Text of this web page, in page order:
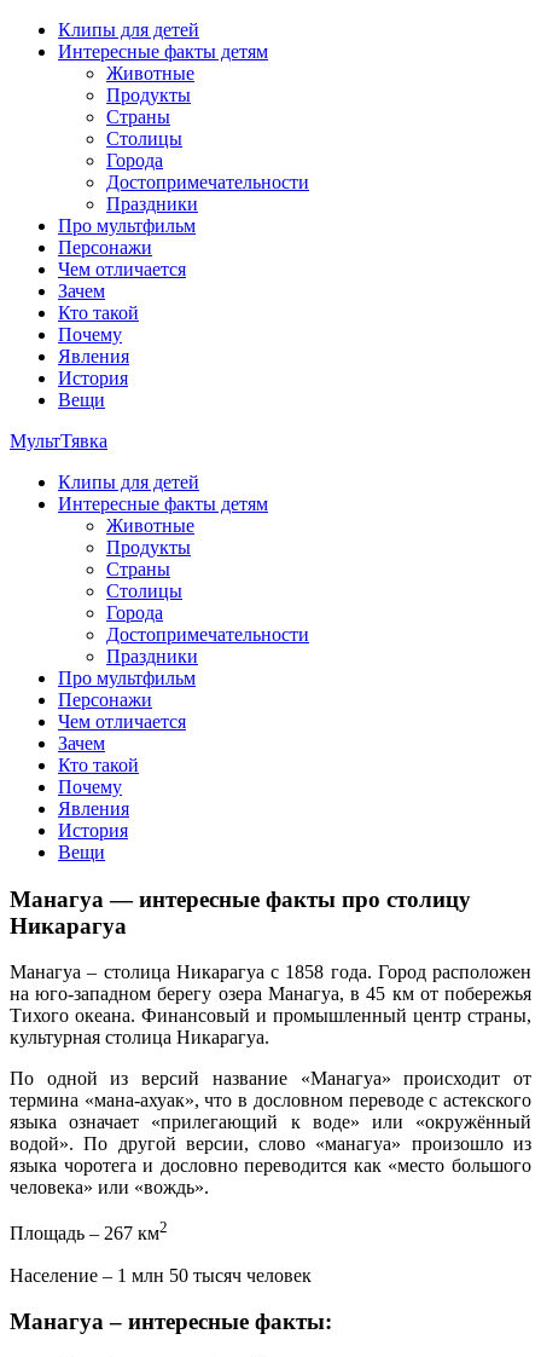
Перейти
содержимому
Клипы для детей
Интересные факты детям
Животные
Продукты
Страны
Столицы
Города
Достопримечательности
Праздники
Про мультфильм
Персонажи
Чем отличается
Зачем
Кто такой
Почему
Явления
История
Вещи
МультТявка
интересные факты про страны, столицы и города, клипы из
мультфильмов, мульт-клипы, песни из мультиков, детские
клипы, интересные факты о мультфильмах и про персонажей
мультфильмов
Клипы для детей
Интересные факты детям
Животные
Продукты
Страны
Столицы
Города
Достопримечательности
Праздники
Про мультфильм
Персонажи
Чем отличается
Зачем
Кто такой
Почему
Явления
История
Вещи
Манагуа — интересные факты про столицу
Никарагуа
Манагуа – столица Никарагуа с 1858 года. Город расположен
на юго-западном берегу озера Манагуа, в 45 км от побережья
Тихого океана. Финансовый и промышленный центр страны,
культурная столица Никарагуа.
По одной из версий название «Манагуа» происходит от
термина «мана-ахуак», что в дословном переводе с астекского
языка означает «прилегающий к воде» или «окружённый
водой». По другой версии, слово «манагуа» произошло из
языка чоротега и дословно переводится как «место большого
человека» или «вождь».
Площадь – 267 км2
Население – 1 млн 50 тысяч человек
Манагуа – интересные факты: